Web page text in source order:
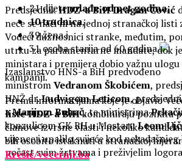
21 dijetemlađe od pet godina,
10trudnica,
39 žena i
31 osoba starija od 60 godina.
Izaslanstvo HNS-a BiH predvođeno
ministromVedranomŠkobićem,
HNŽ dr.LudvigomLeticom,
aMarijomBuhač, te ministrima
konzulicom GK RH u MostaruLeom
vijence i upalilo svijeće kod
počast svim žrtvama i preživjelim
PredsjednikHDZ-a BiH Dragan Čović
neće se naći ni na jednoj stranačkoj listi
Vodeći dužnosnici stranke, međutim,
utrku za parlamentarne mandate, dok
ministara i premijera dobio važnu
kampanji.
Prema informacijama koje je objavio
liste HDZ-a BiHkombiniraju poznata
članove izvršne vlasti i nekoliko
bili osobito istaknuti u stranačkoj
Krešić/vecernji.ba